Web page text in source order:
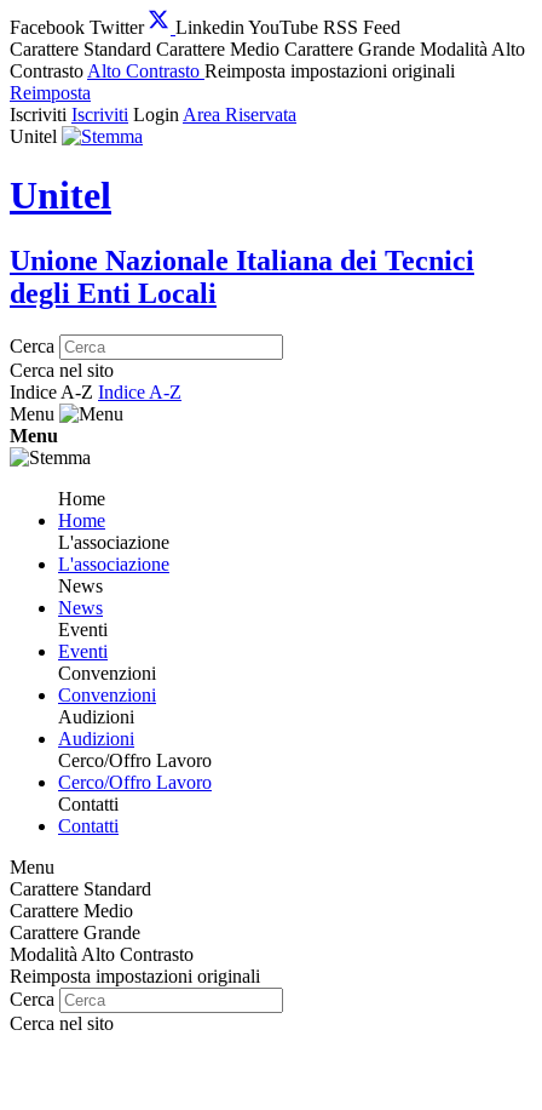
Facebook Twitter Linkedin YouTube RSS Feed
Carattere Standard Carattere Medio Carattere Grande Modalità Alto
Contrasto Alto Contrasto Reimposta impostazioni originali
Reimposta
Iscriviti Iscriviti Login Area Riservata
Unitel
Unitel
Unione Nazionale Italiana dei Tecnici
degli Enti Locali
Cerca
Cerca nel sito
Indice A-Z Indice A-Z
Menu
Menu
Home
Home
L'associazione
L'associazione
News
News
Eventi
Eventi
Convenzioni
Convenzioni
Audizioni
Audizioni
Cerco/Offro Lavoro
Cerco/Offro Lavoro
Contatti
Contatti
Menu
Carattere Standard
Carattere Medio
Carattere Grande
Modalità Alto Contrasto
Reimposta impostazioni originali
Cerca
Cerca nel sito